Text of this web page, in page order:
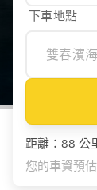
下車地點
距離 ： 88 公
您的車資預估